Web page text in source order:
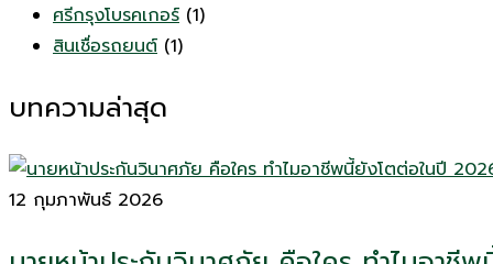
ศรีกรุงโบรคเกอร์ (1)
สินเชื่อรถยนต์ (1)
บทความล่าสุด
12 กุมภาพันธ์ 2026